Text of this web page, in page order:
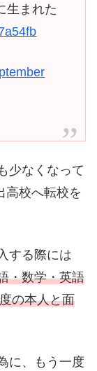
生まれた
少なくなって
高校へ転校を
する際には
・数学・英語
の本人と面
に、もう一度